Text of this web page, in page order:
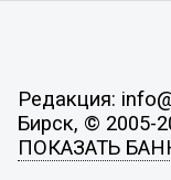
Редакция:
Бирск, © 2005-
ПОКАЗАТЬ